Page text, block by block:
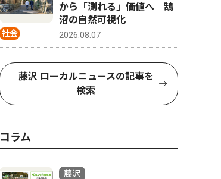
社会
から「測れる」価値へ 鵠
沼の自然可視化
2026.08.07
藤沢 ローカルニュースの記事を
検索
コラム
藤沢